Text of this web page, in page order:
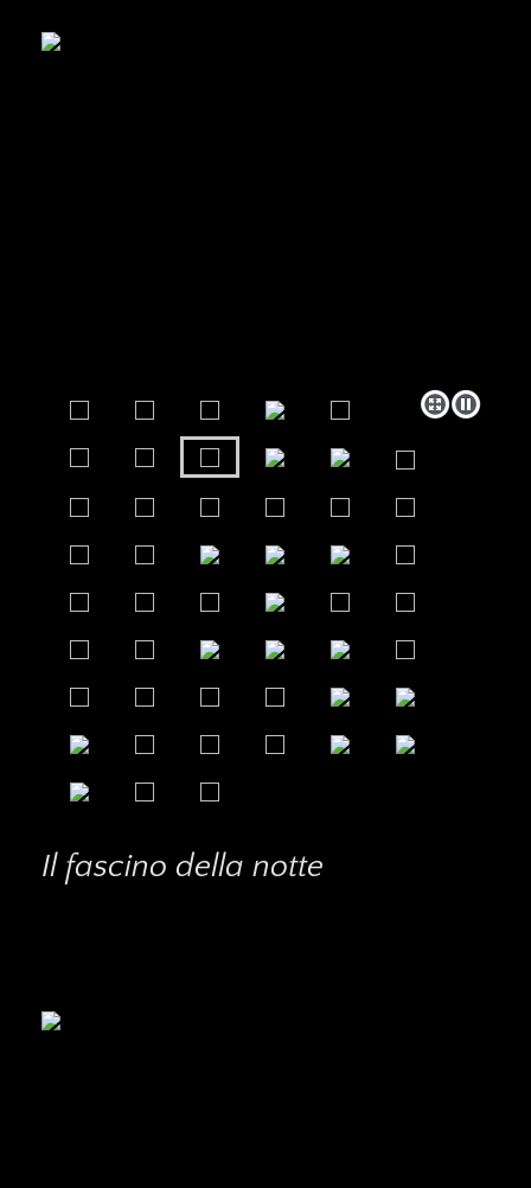
Il fascino della notte